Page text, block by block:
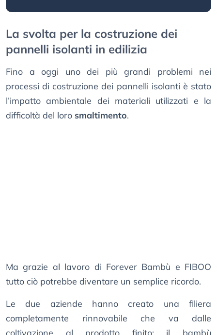
La svolta per la costruzione dei
pannelli isolanti in edilizia
Fino a oggi uno dei più grandi problemi nei
processi di costruzione dei pannelli isolanti è stato
l’impatto ambientale dei materiali utilizzati e la
difficoltà del loro smaltimento.
Ma grazie al lavoro di Forever Bambù e FIBOO
tutto ciò potrebbe diventare un semplice ricordo.
Le due aziende hanno creato una filiera
completamente rinnovabile che va dalle